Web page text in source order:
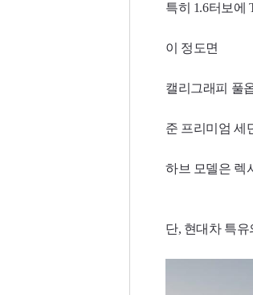
특히 1.6터보에
이 정도면
캘리그래피 풀
준 프리미엄 세
하브 모델은 렉
단, 현대차 특